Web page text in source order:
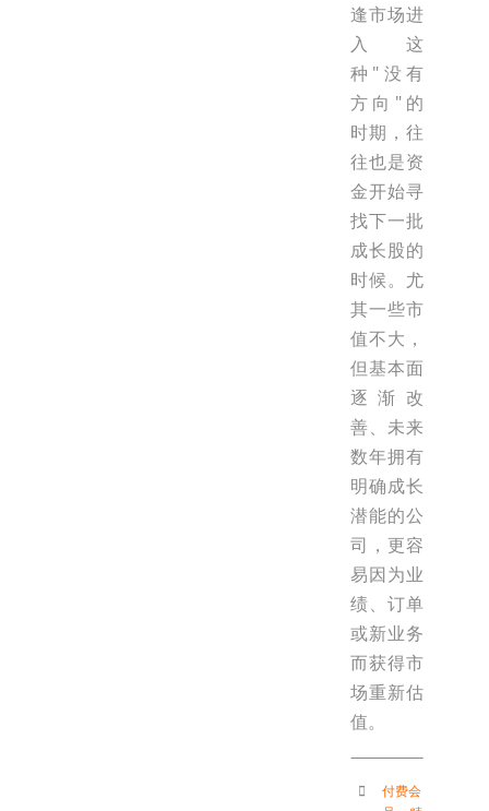
逢市场进
入这
种"没有
方向"的
时期，往
往也是资
金开始寻
找下一批
成长股的
时候。尤
其一些市
值不大，
但基本面
逐渐改
善、未来
数年拥有
明确成长
潜能的公
司，更容
易因为业
绩、订单
或新业务
而获得市
场重新估
值。
付费会